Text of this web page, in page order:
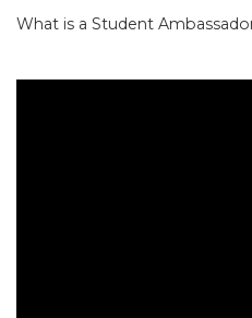
What is a Student